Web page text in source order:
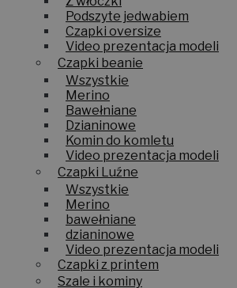
Z włóczki
Podszyte jedwabiem
Czapki oversize
Video prezentacja modeli
Czapki beanie
Wszystkie
Merino
Bawełniane
Dzianinowe
Komin do komletu
Video prezentacja modeli
Czapki Luźne
Wszystkie
Merino
bawełniane
dzianinowe
Video prezentacja modeli
Czapki z printem